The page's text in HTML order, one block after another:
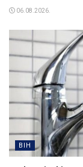
06.08.2026.
BIH